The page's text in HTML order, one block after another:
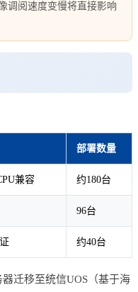
调阅速度变慢将直接影响
部署数量
兼容 约180台
96台
约40台
迁移至统信UOS（基于海